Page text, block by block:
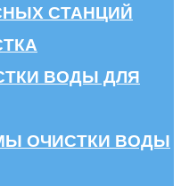
СТАНЦИЙ
ВОДЫ ДЛЯ
ОЧИСТКИ ВОДЫ